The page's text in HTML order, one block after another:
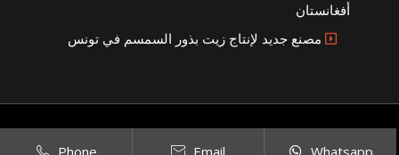
أفغانستان
مصنع جديد لإنتاج زيت بذور السمسم في تونس
Phone Email Whatsapp